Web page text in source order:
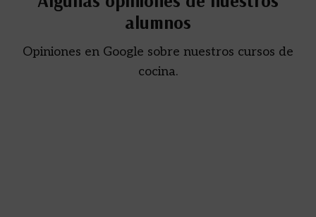
alumnos
Opiniones en Google sobre nuestros cursos de
cocina.